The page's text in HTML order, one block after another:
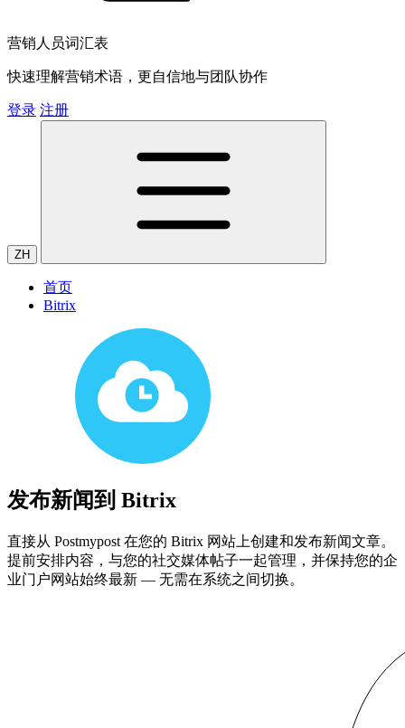
营销人员词汇表
快速理解营销术语，更自信地与团队协作
登录 注册
ZH
首页
Bitrix
发布新闻到 Bitrix
直接从 Postmypost 在您的 Bitrix 网站上创建和发布新闻文章。
提前安排内容，与您的社交媒体帖子一起管理，并保持您的企
业门户网站始终最新 — 无需在系统之间切换。